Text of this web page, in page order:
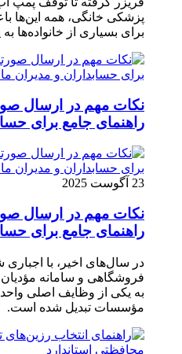
پزشکی خانگی، همه این‌ها
برای بسیاری از خانواده‌ها
نکات مهم در ارسال
راهنمای جامع برای
23 آگوست 2025
نکات مهم در ارسال
راهنمای جامع برای
در سال‌های اخیر، با اجباری
فروشگاهی و سامانه
به یکی از وظایف اصلی
مؤسسات تبدیل شده است.